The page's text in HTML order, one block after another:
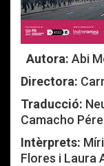
Autora: Abi
Directora:
Traducció:
Camacho
Intèrprets:
Flores i Laura